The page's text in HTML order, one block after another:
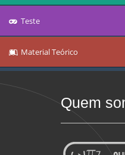
Teste
Material Teórico
Quem